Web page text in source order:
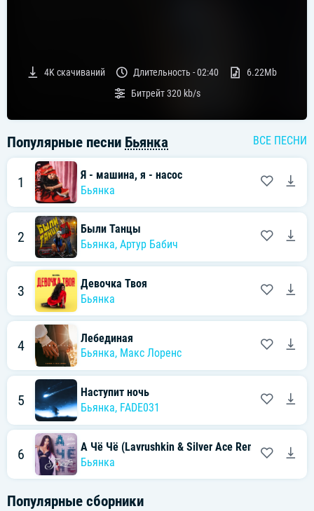
4Kскачиваний Длительность -02:40
6.22Mb
Битрейт320 kb/s
Популярные песни Бьянка ВСЕ ПЕСНИ
1
Я - машина, я - насос
Бьянка
2
Были Танцы
Бьянка, Артур Бабич
3
Девочка Твоя
Бьянка
4
Лебединая
Бьянка, Макс Лоренс
5
Наступит ночь
Бьянка, FADE031
6
А Чё Чё (Lavrushkin & Silver Ace Remix)
Бьянка
Популярные сборники